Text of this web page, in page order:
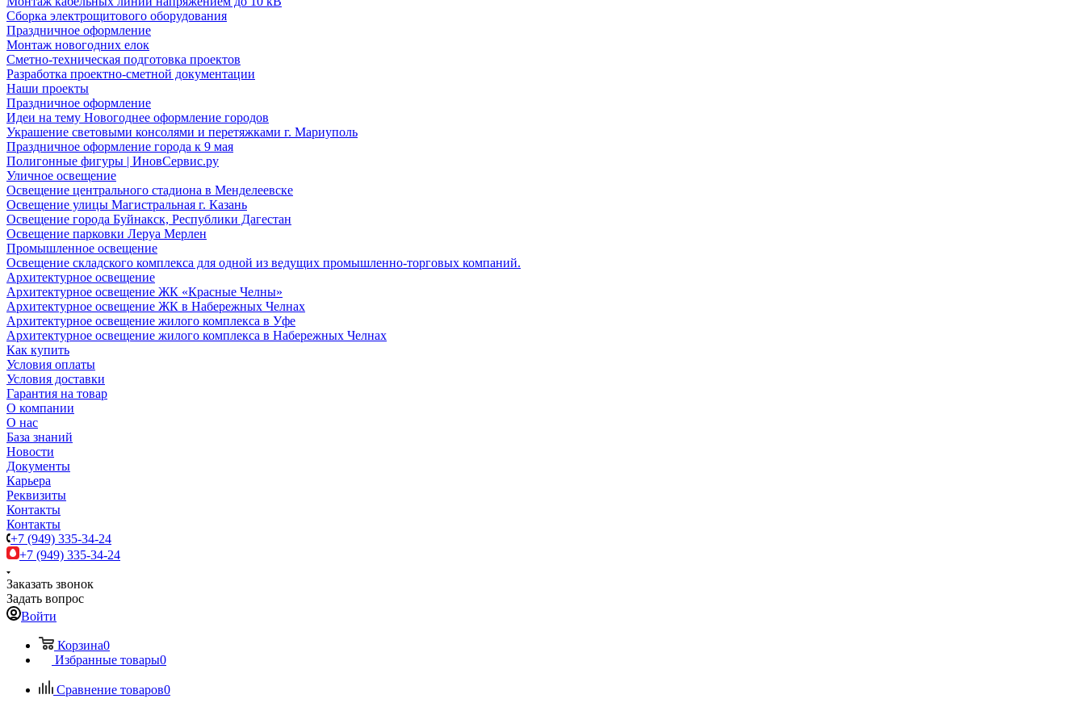
Сборка электрощитового оборудования
Праздничное оформление
Монтаж новогодних елок
Сметно-техническая подготовка проектов
Разработка проектно-сметной документации
Наши проекты
Праздничное оформление
Идеи на тему Новогоднее оформление городов
Украшение световыми консолями и перетяжками г. Мариуполь
Праздничное оформление города к 9 мая
Полигонные фигуры | ИновСервис.ру
Уличное освещение
Освещение центрального стадиона в Менделеевске
Освещение улицы Магистральная г. Казань
Освещение города Буйнакск, Республики Дагестан
Освещение парковки Леруа Мерлен
Промышленное освещение
Освещение складского комплекса для одной из ведущих промышленно-торговых компаний.
Архитектурное освещение
Архитектурное освещение ЖК «Красные Челны»
Архитектурное освещение ЖК в Набережных Челнах
Архитектурное освещение жилого комплекса в Уфе
Архитектурное освещение жилого комплекса в Набережных Челнах
Как купить
Условия оплаты
Условия доставки
Гарантия на товар
О компании
О нас
База знаний
Новости
Документы
Карьера
Реквизиты
Контакты
Контакты
+7 (949) 335-34-24
+7 (949) 335-34-24
Заказать звонок
Задать вопрос
Войти
Корзина0
Избранные товары0
Сравнение товаров0